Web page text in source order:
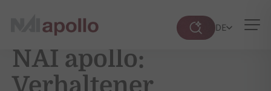
Suche
DE
NAI apollo: